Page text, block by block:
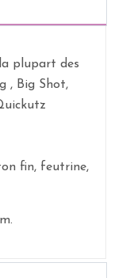
plupart des
, Big Shot,
fin, feutrine,